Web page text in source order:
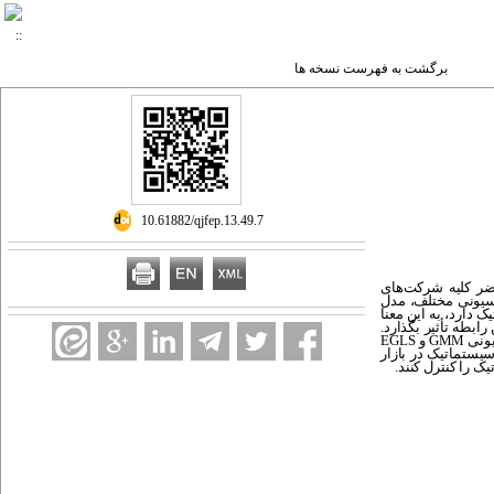
برگشت به فهرست نسخه ها
کلیه شرکت‌های
داده‌ها از دو مدل رگرسیونی مختلف، مدل
دارد، به این معنا
تأثیر بگذارد.
GMMوEGLS
سیستماتیک در بازار
را کنترل کنند.
‎ 10.61882/qjfep.13.49.7